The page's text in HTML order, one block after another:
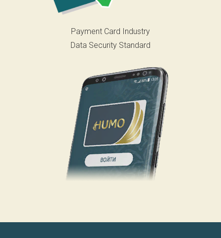
Payment Card Industry
Data Security Standard